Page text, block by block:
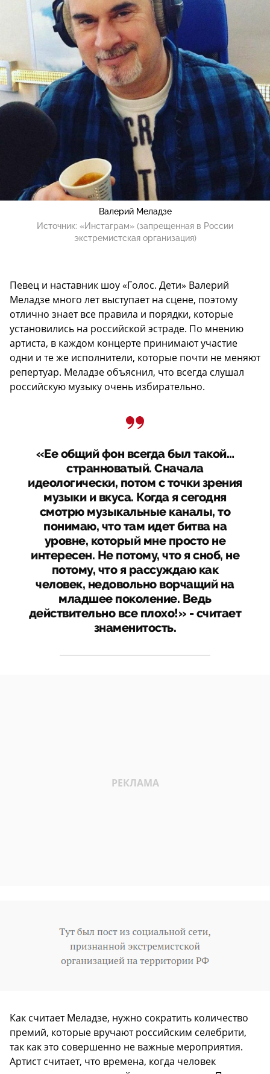
Валерий Меладзе
Источник: «Инстаграм» (запрещенная в России
экстремистская организация)
Певец и наставник шоу «Голос. Дети» Валерий
Меладзе много лет выступает на сцене, поэтому
отлично знает все правила и порядки, которые
установились на российской эстраде. По мнению
артиста, в каждом концерте принимают участие
одни и те же исполнители, которые почти не меняют
репертуар. Меладзе объяснил, что всегда слушал
российскую музыку очень избирательно.
«Ее общий фон всегда был такой…
странноватый. Сначала
идеологически, потом с точки зрения
музыки и вкуса. Когда я сегодня
смотрю музыкальные каналы, то
понимаю, что там идет битва на
уровне, который мне просто не
интересен. Не потому, что я сноб, не
потому, что я рассуждаю как
человек, недовольно ворчащий на
младшее поколение. Ведь
действительно все плохо!» - считает
знаменитость.
Как считает Меладзе, нужно сократить количество
премий, которые вручают российским селебрити,
так как это совершенно не важные мероприятия.
Артист считает, что времена, когда человек